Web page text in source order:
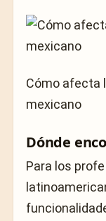
Cómo afecta
mexicano
Dónde
Para los